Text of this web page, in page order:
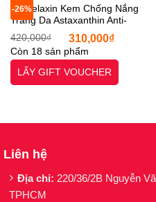
10ml
Sự kết hợp của bộ đôi
những lợi ích:
Bảo vệ làn da toàn
Hỗ trợ sửa chữa tổn
-26%
Dr Melaxin Kem Chống Nắng
Trắng Da Astaxanthin Anti-
Freckles Whitening Casule Sun
Cream 50ml Mờ Thâm Sạm
Nám Tàn Nhang [Otel-StarX-
Chính Hãng]
420,000₫
Giá
gốc
là:
310,000₫
Còn 18 sản phẩm
LẤY GIFT VOUCHER
Liên hệ
Địa chỉ: 220/36/2B Nguyễn
TPHCM